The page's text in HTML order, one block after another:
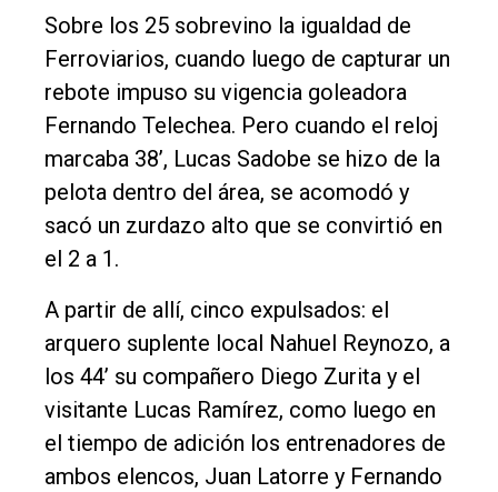
Sobre los 25 sobrevino la igualdad de
Ferroviarios, cuando luego de capturar un
rebote impuso su vigencia goleadora
Fernando Telechea. Pero cuando el reloj
marcaba 38’, Lucas Sadobe se hizo de la
pelota dentro del área, se acomodó y
sacó un zurdazo alto que se convirtió en
el 2 a 1.
A partir de allí, cinco expulsados: el
arquero suplente local Nahuel Reynozo, a
los 44’ su compañero Diego Zurita y el
visitante Lucas Ramírez, como luego en
el tiempo de adición los entrenadores de
ambos elencos, Juan Latorre y Fernando